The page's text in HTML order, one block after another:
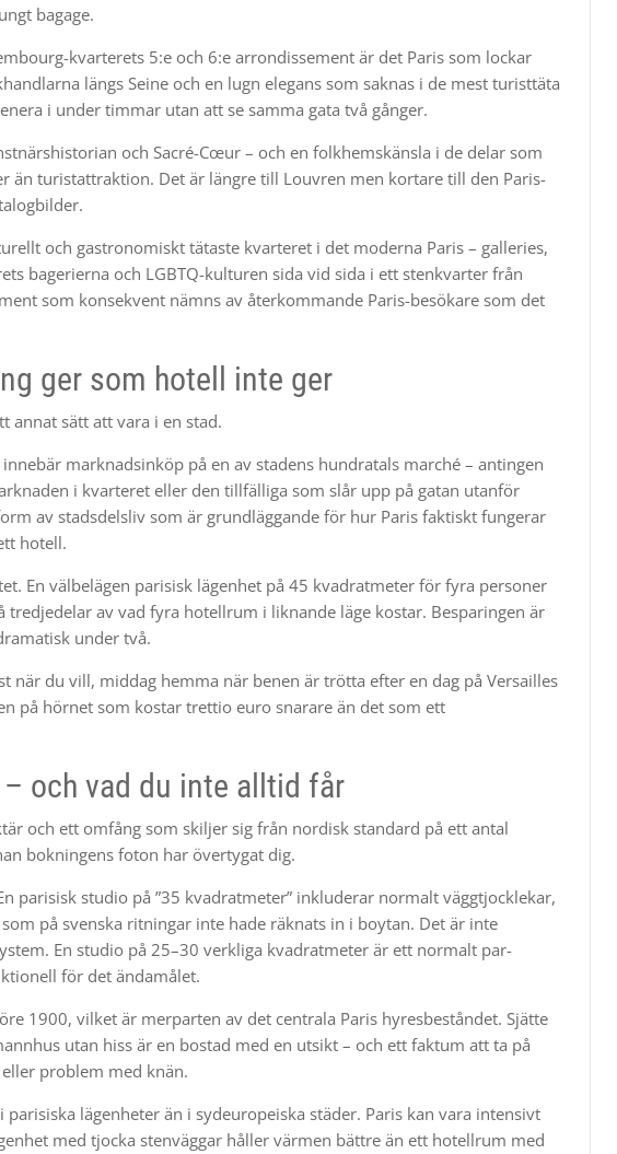
bagage.
kvarterets 5:e och 6:e arrondissement är det Paris som lockar
längs Seine och en lugn elegans som saknas i de mest turisttäta
i under timmar utan att se samma gata två gånger.
och Sacré-Cœur – och en folkhemskänsla i de delar som
än turistattraktion. Det är längre till Louvren men kortare till den Paris-
och gastronomiskt tätaste kvarteret i det moderna Paris – galleries,
bagerierna och LGBTQ-kulturen sida vid sida i ett stenkvarter från
som konsekvent nämns av återkommande Paris-besökare som det
ger som hotell inte ger
annat sätt att vara i en stad.
marknadsinköp på en av stadens hundratals marché – antingen
i kvarteret eller den tillfälliga som slår upp på gatan utanför
av stadsdelsliv som är grundläggande för hur Paris faktiskt fungerar
hotell.
En välbelägen parisisk lägenhet på 45 kvadratmeter för fyra personer
av vad fyra hotellrum i liknande läge kostar. Besparingen är
under två.
när du vill, middag hemma när benen är trötta efter en dag på Versailles
på hörnet som kostar trettio euro snarare än det som ett
och vad du inte alltid får
och ett omfång som skiljer sig från nordisk standard på ett antal
bokningens foton har övertygat dig.
parisisk studio på ”35 kvadratmeter” inkluderar normalt väggtjocklekar,
på svenska ritningar inte hade räknats in i boytan. Det är inte
En studio på 25–30 verkliga kvadratmeter är ett normalt par-
för det ändamålet.
1900, vilket är merparten av det centrala Paris hyresbeståndet. Sjätte
utan hiss är en bostad med en utsikt – och ett faktum att ta på
problem med knän.
lägenheter än i sydeuropeiska städer. Paris kan vara intensivt
med tjocka stenväggar håller värmen bättre än ett hotellrum med